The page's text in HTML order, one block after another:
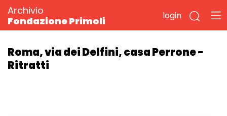
Archivio
Fondazione Primoli
login
Roma, via dei Delfini, casa Perrone -
Ritratti